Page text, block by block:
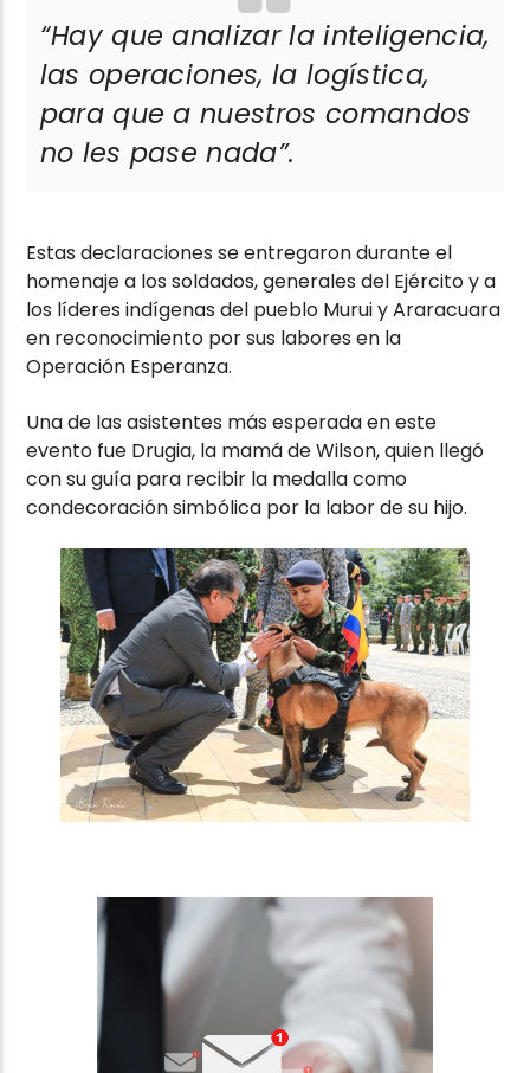
“Hay que analizar la inteligencia,
las operaciones, la logística,
para que a nuestros comandos
no les pase nada”.
Estas declaraciones se entregaron durante el
homenaje a los soldados, generales del Ejército y a
los líderes indígenas del pueblo Murui y Araracuara
en reconocimiento por sus labores en la
Operación Esperanza.
Una de las asistentes más esperada en este
evento fue Drugia, la mamá de Wilson, quien llegó
con su guía para recibir la medalla como
condecoración simbólica por la labor de su hijo.